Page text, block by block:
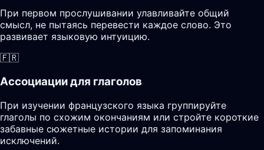
При первом прослушивании улавливайте общий
смысл, не пытаясь перевести каждое слово. Это
развивает языковую интуицию.
🇫🇷
Ассоциации для глаголов
При изучении французского языка группируйте
глаголы по схожим окончаниям или стройте короткие
забавные сюжетные истории для запоминания
исключений.